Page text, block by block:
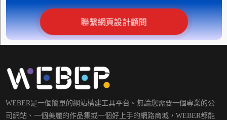
聯繫網頁設計顧問
WEBER是一個簡單的網站構建工具平台。無論您需要一個專業的公
司網站、一個美麗的作品集或一個好上手的網路商城，WEBER都能